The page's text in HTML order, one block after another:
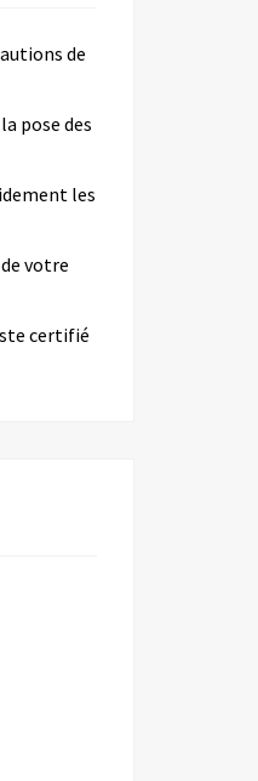
de
pose des
les
votre
certifié